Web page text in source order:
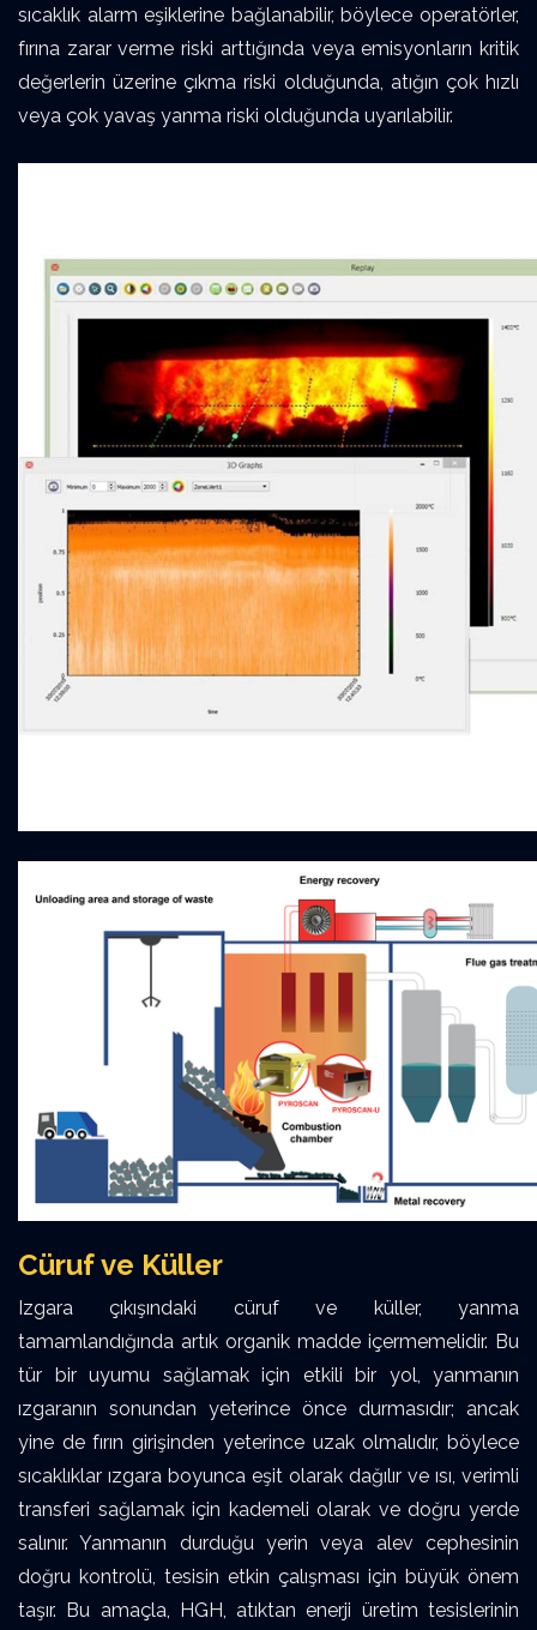
sıcaklık alarm eşiklerine bağlanabilir, böylece operatörler,
fırına zarar verme riski arttığında veya emisyonların kritik
değerlerin üzerine çıkma riski olduğunda, atığın çok hızlı
veya çok yavaş yanma riski olduğunda uyarılabilir.
Cüruf ve Küller
Izgara çıkışındaki cüruf ve küller, yanma
tamamlandığında artık organik madde içermemelidir. Bu
tür bir uyumu sağlamak için etkili bir yol, yanmanın
ızgaranın sonundan yeterince önce durmasıdır; ancak
yine de fırın girişinden yeterince uzak olmalıdır, böylece
sıcaklıklar ızgara boyunca eşit olarak dağılır ve ısı, verimli
transferi sağlamak için kademeli olarak ve doğru yerde
salınır. Yanmanın durduğu yerin veya alev cephesinin
doğru kontrolü, tesisin etkin çalışması için büyük önem
taşır. Bu amaçla, HGH, atıktan enerji üretim tesislerinin